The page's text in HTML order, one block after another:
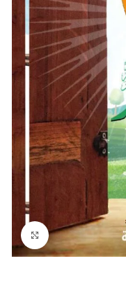
Click to enlarge